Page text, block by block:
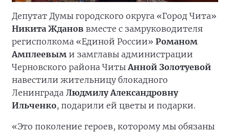
Депутат Думы городского округа «Город Чита»
Никита Жданов вместе с замруководителя
регисполкома «Единой России» Романом
Амплеевым и замглавы администрации
Черновского района ЧитыАнной Золотуевой
навестили жительницу блокадного
Ленинграда Людмилу Александровну
Ильченко, подарили ей цветы и подарки.
«Это поколение героев, которому мы обязаны